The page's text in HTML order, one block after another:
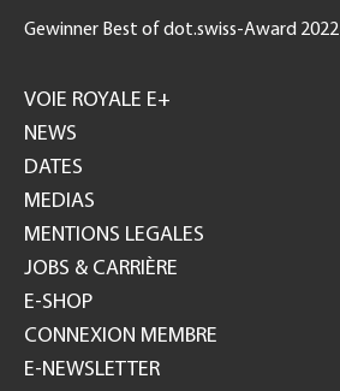
Gewinner Best of dot.swiss-Award 2022
GH
VOIE ROYALE E+
NEWS
DATES
MEDIAS
MENTIONS LEGALES
JOBS & CARRIÈRE
E-SHOP
CONNEXION MEMBRE
E-NEWSLETTER